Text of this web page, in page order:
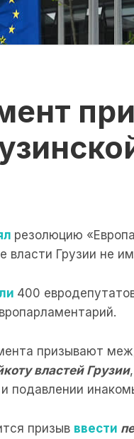
резолюцию
власти Грузии не
400
призывают
властей Грузии
подавлении
призыв ввести